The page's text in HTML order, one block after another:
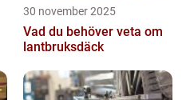
30 november 2025
Vad du behöver veta om
lantbruksdäck